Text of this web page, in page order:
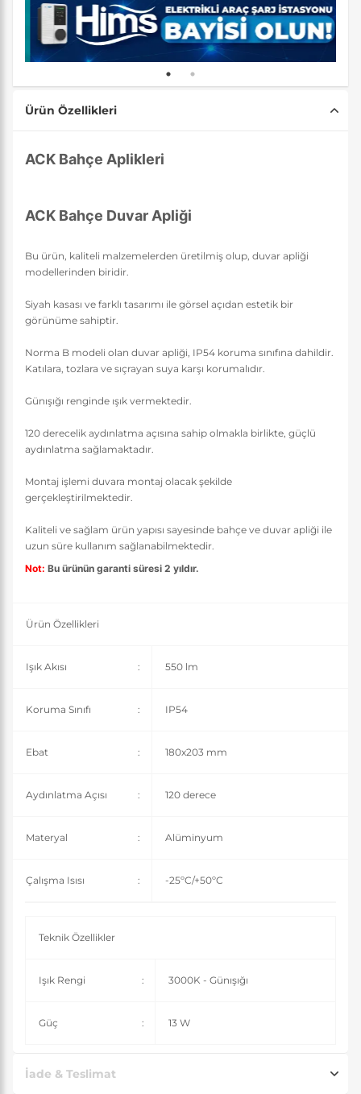
Ürün Özellikleri
ACK Bahçe Aplikleri
ACK Bahçe Duvar Apliği
Bu ürün, kaliteli malzemelerden üretilmiş olup, duvar apliği
modellerinden biridir.
Siyah kasası ve farklı tasarımı ile görsel açıdan estetik bir
görünüme sahiptir.
Norma B modeli olan duvar apliği, IP54 koruma sınıfına dahildir.
Katılara, tozlara ve sıçrayan suya karşı korumalıdır.
Günışığı renginde ışık vermektedir.
120 derecelik aydınlatma açısına sahip olmakla birlikte, güçlü
aydınlatma sağlamaktadır.
Montaj işlemi duvara montaj olacak şekilde
gerçekleştirilmektedir.
Kaliteli ve sağlam ürün yapısı sayesinde bahçe ve duvar apliği ile
uzun süre kullanım sağlanabilmektedir.
Not: Bu ürünün garanti süresi 2 yıldır.
Ürün Özellikleri
Işık Akısı : 550 lm
Koruma Sınıfı : IP54
Ebat : 180x203 mm
Aydınlatma Açısı : 120 derece
Materyal : Alüminyum
Çalışma Isısı : -25ºC/+50ºC
Teknik Özellikler
Işık Rengi : 3000K - Günışığı
Güç : 13 W
İade & Teslimat